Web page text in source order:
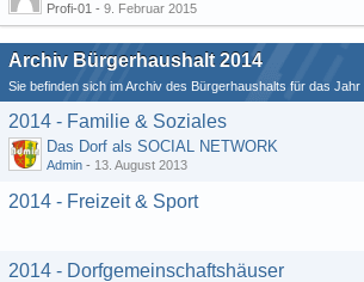
Profi-01 - 9. Februar 2015
Archiv Bürgerhaushalt 2014
Sie befinden sich im Archiv des Bürgerhaushalts für das Jahr
2014 - Familie & Soziales
Das Dorf als SOCIAL NETWORK
Admin - 13. August 2013
2014 - Freizeit & Sport
2014 - Dorfgemeinschaftshäuser